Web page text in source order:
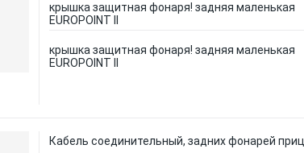
крышка защитная фонаря! задняя маленькая
EUROPOINT II
крышка защитная фонаря! задняя маленькая
EUROPOINT II
Кабель соединительный, задних фонарей